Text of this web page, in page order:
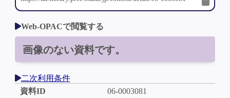
Web-OPACで閲覧する
画像のない資料です。
二次利用条件
資料ID
06-0003081